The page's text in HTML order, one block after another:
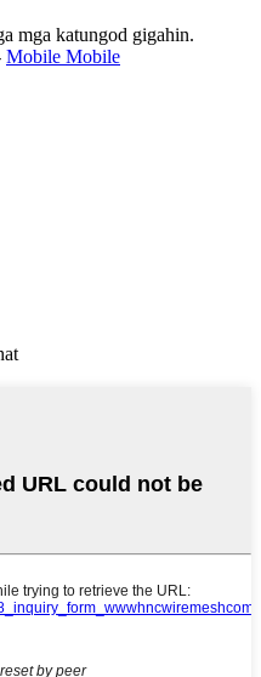
mga katungod gigahin.
Mobile Mobile